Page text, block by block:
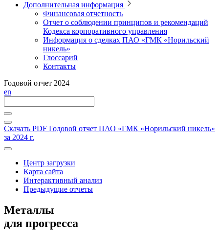
Дополнительная информация
Финансовая отчетность
Отчет о соблюдении принципов и рекомендаций
Кодекса корпоративного управления
Информация о сделках ПАО «ГМК «Норильский
никель»
Глоссарий
Контакты
Годовой отчет 2024
en
Скачать PDF Годовой отчет ПАО «ГМК «Норильский никель»
за 2024 г.
Центр загрузки
Карта сайта
Интерактивный анализ
Предыдущие отчеты
Металлы
для прогресса